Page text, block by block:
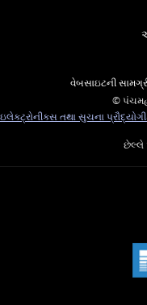
વેબસાઇટની
©
ઇલેક્ટ્રોનીક્સ તથા સુચના
છેલ્લે